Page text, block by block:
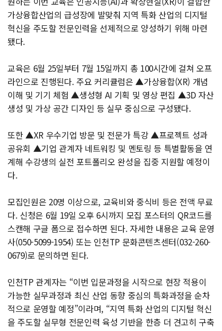
가상융합산업의 급성장에 발맞춰 지역 특화 산업의 디지털
혁신을 주도할 전문인력을 선제적으로 양성하기 위해 마련
됐다.
교육은 6월 25일부터 7월 15일까지 총 100시간에 걸쳐 오프
라인으로 진행된다. 주요 커리큘럼은 ▲가상융합(XR) 개념
이해 및 기기 체험 ▲생성형 AI 기획 및 영상 편집 ▲3D 자산
생성 및 가상 공간 디자인 등 실무 중심으로 구성됐다.
또한 ▲XR 우수기업 방문 및 전문가 특강 ▲프로젝트 성과
공유회 ▲기업 관계자 네트워킹 및 멘토링 등 특별활동을 연
계해 수강생의 실전 포트폴리오 완성을 집중 지원할 예정이
다.
모집인원은 20명 이상으로, 교육비와 중식비 등은 전액 무료
다. 신청은 6월 19일 오후 6시까지 모집 포스터의 QR코드를
스캔해 구글 폼으로 접수하면 된다. 자세한 내용은 교육 운영
사(050-5099-1954) 또는 인천TP 문화콘텐츠센터(032-260-
0679)로 문의하면 된다.
인천TP 관계자는 “이번 입문과정을 시작으로 현장 적용이
가능한 실무과정과 최신 산업 동향 중심의 특화과정을 순차
적으로 운영할 예정”이라며, “지역 특화 산업의 디지털 혁신
을 주도할 실무형 전문인력 육성 기반을 한층 더 견고히 구축